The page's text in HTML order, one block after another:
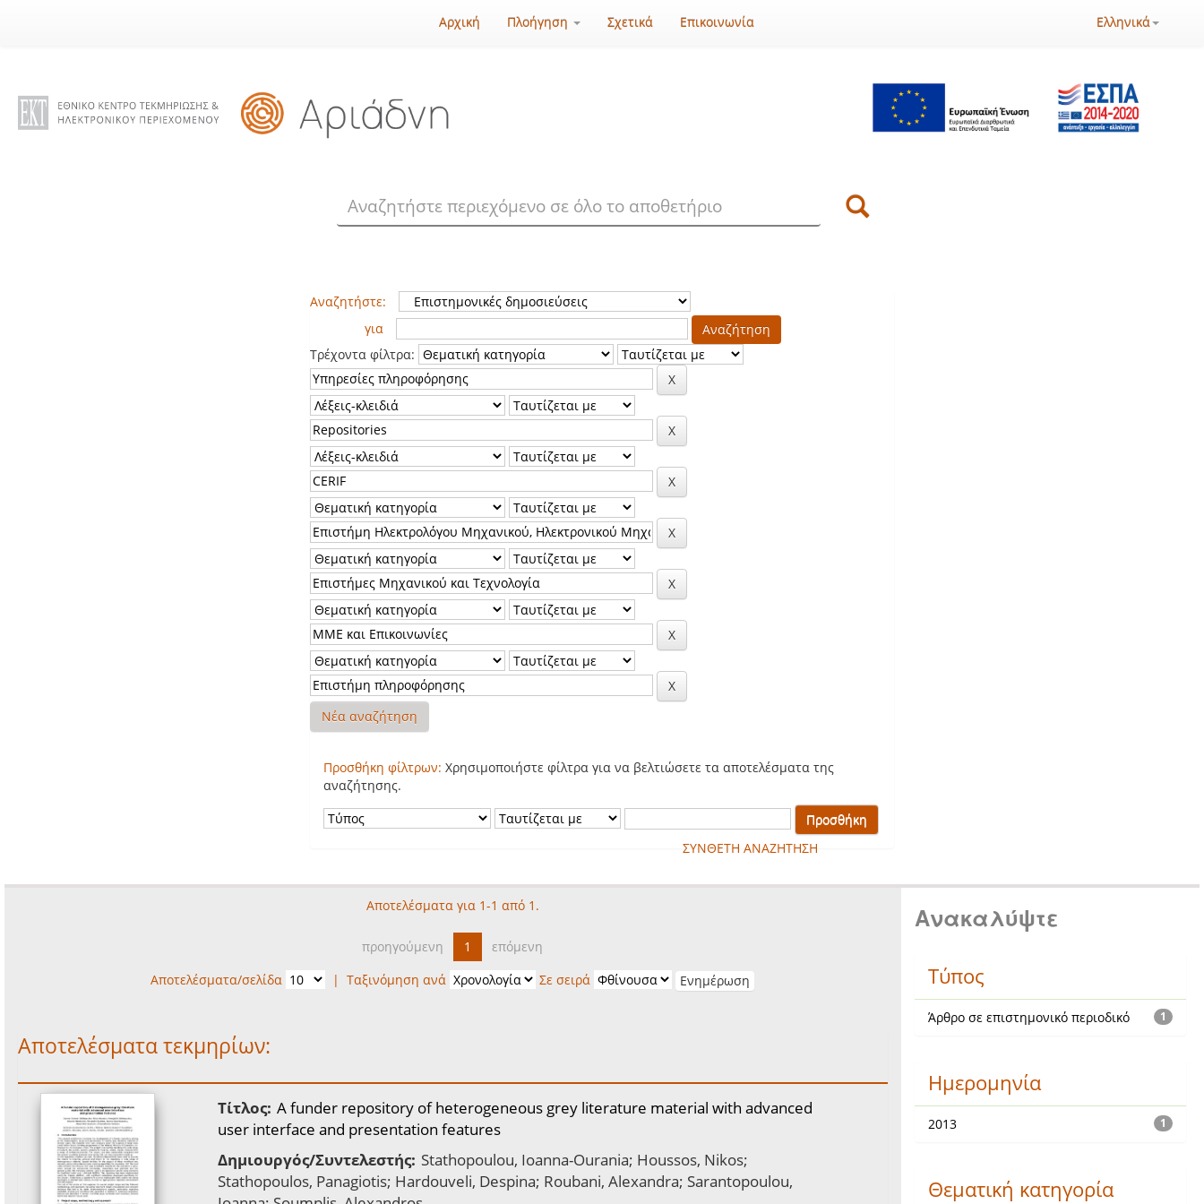
Αρχική Πλοήγηση Σχετικά Επικοινωνία Ελληνικά
Αναζητήστε:
για
Τρέχοντα φίλτρα:
Νέα αναζήτηση
Προσθήκη φίλτρων: Χρησιμοποιήστε φίλτρα για να βελτιώσετε τα αποτελέσματα της
αναζήτησης.
ΣΥΝΘΕΤΗ ΑΝΑΖΗΤΗΣΗ
Αποτελέσματα για 1-1 από 1.
προηγούμενη 1
επόμενη
Αποτελέσματα/σελίδα
|Ταξινόμηση ανά Σε σειρά
Αποτελέσματα τεκμηρίων:
Τίτλος: A funder repository of heterogeneous grey literature material with advanced
user interface and presentation features
Δημιουργός/Συντελεστής: Stathopoulou, Ioanna-Ourania; Houssos, Nikos;
Stathopoulos, Panagiotis; Hardouveli, Despina; Roubani, Alexandra; Sarantopoulou,
Ανακαλύψτε
Τύπος
1
Άρθρο σε επιστημονικό περιοδικό
Ημερομηνία
1
2013
Θεματική κατηγορία